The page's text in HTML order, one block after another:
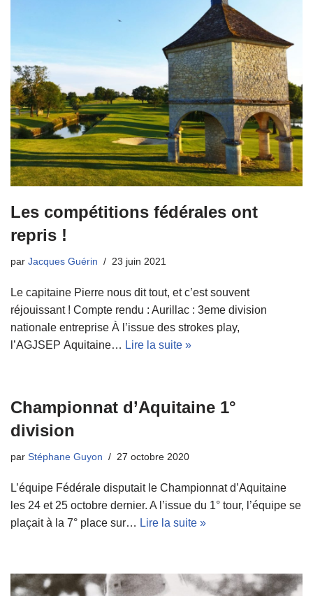
Les compétitions fédérales ont
repris !
par Jacques Guérin 23 juin 2021
Le capitaine Pierre nous dit tout, et c’est souvent
réjouissant ! Compte rendu : Aurillac : 3eme division
nationale entreprise À l’issue des strokes play,
l’AGJSEP Aquitaine… Lire la suite »
Championnat d’Aquitaine 1°
division
par Stéphane Guyon 27 octobre 2020
L’équipe Fédérale disputait le Championnat d’Aquitaine
les 24 et 25 octobre dernier. A l’issue du 1° tour, l’équipe se
plaçait à la 7° place sur… Lire la suite »